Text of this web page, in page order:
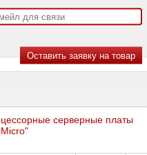
серверные платы